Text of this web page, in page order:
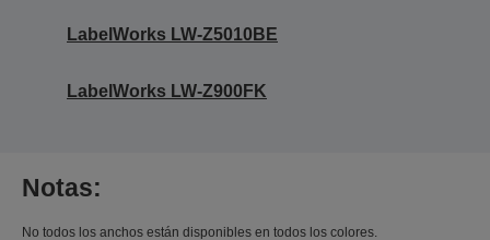
LabelWorks LW-Z5010BE
LabelWorks LW-Z900FK
Notas:
No todos los anchos están disponibles en todos los colores.